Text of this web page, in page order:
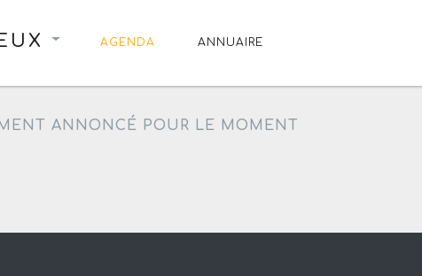
AGENDA ANNUAIRE
ANNONCÉ POUR LE MOMENT